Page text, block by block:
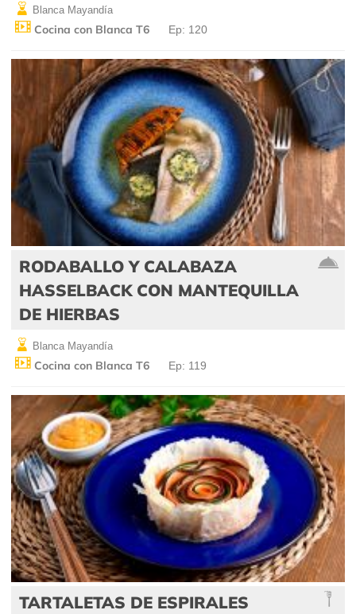
Blanca Mayandía
Cocina con Blanca T6 Ep: 120
RODABALLO Y CALABAZA
HASSELBACK CON MANTEQUILLA
DE HIERBAS
Blanca Mayandía
Cocina con Blanca T6 Ep: 119
TARTALETAS DE ESPIRALES